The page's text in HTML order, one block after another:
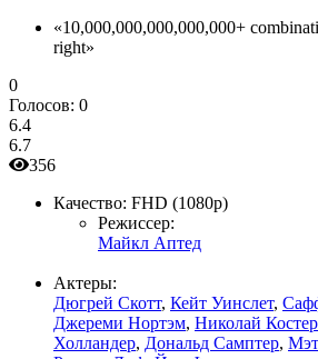
«10,000,000,000,000,000+
right»
0
Голосов: 0
6.4
6.7
356
Качество: FHD (1080p)
Режиссер:
Майкл Аптед
Актеры:
Дюгрей Скотт, Кейт Уинслет,
Джереми Нортэм, Николай
Холландер, Дональд Самптер,